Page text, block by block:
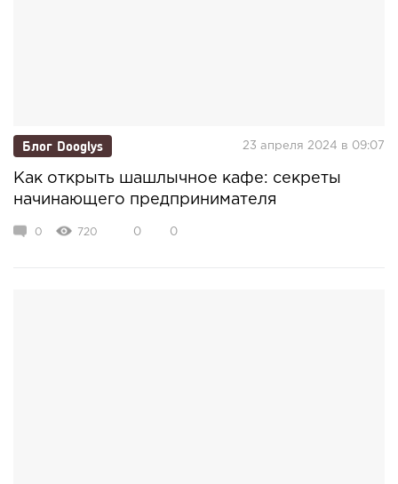
Блог Dooglys 23 апреля 2024 в 09:07
Как открыть шашлычное кафе: секреты
начинающего предпринимателя
0 720 0 0